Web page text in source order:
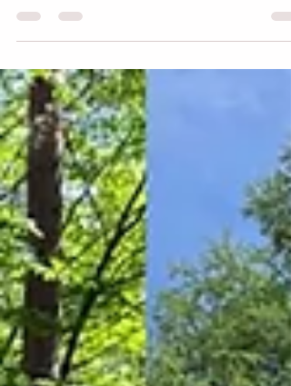
を深めるヨガの時間は、日々のひそかな贅沢。蓼
科クラスには、夏を別荘で過ごす方々が加わり、
ノ杜ファームは三井の森・夏の朝市に出店しま
す。朝6時30分～8時。会場は「縄文の湯」の道を
山に向かってまっすぐ上がった先にある、三井の
森管理センターの商店街広場。朝採れの新鮮野菜
やひまわりなどの花をご用意しています。朝市に
はキッチンカーの出店もあり、軽い朝食を楽しめ
るスペースも用意されています。朝の澄んだ空気
の蓼科の夏を味わいに、ぜひお立ち寄りくださ
い。 ※８月11日（火）、13日（木）のクラスは夏
休みとなります。 月曜日 ちのクラス 蓼科道場
10時～ ３日、10日、17日、24日、31日 火曜日 オ
ンラインクラス 10時～ ４日、18日、25日（11
日はお休み） 木曜日 すわクラス 諏訪湖ハイツ
9時30分～ ６日、20日、27日（13日はお休み）
木曜日 夜オンラインクラス 19